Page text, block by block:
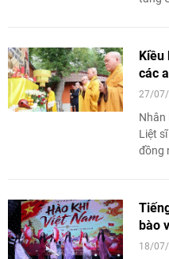
dấu
quá
cộng
bản
Kiều
các
27/
Nhân
Liệt
đồng
bào
18/